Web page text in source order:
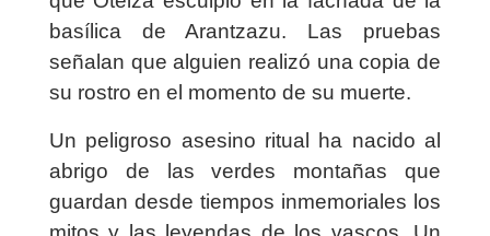
basílica de Arantzazu. Las pruebas
señalan que alguien realizó una copia de
su rostro en el momento de su muerte.
Un peligroso asesino ritual ha nacido al
abrigo de las verdes montañas que
guardan desde tiempos inmemoriales los